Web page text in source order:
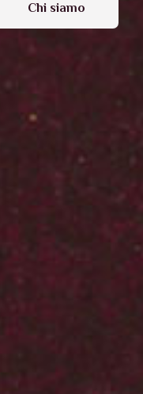
Chi siamo